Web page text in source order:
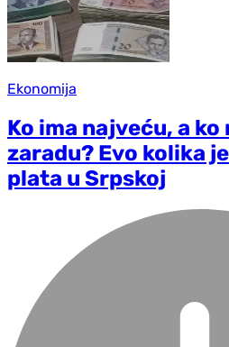
Ekonomija
Ko ima najveću, a
zaradu? Evo kolika
plata u Srpskoj